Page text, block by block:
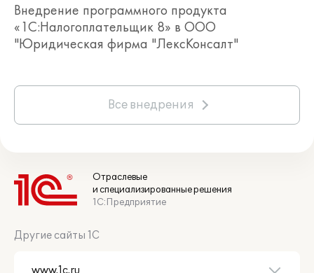
Внедрение программного продукта
«1С:Налогоплательщик 8» в ООО
"Юридическая фирма "ЛексКонсалт"
Все внедрения
Отраслевые
и специализированные решения
1С:Предприятие
Другие сайты 1С